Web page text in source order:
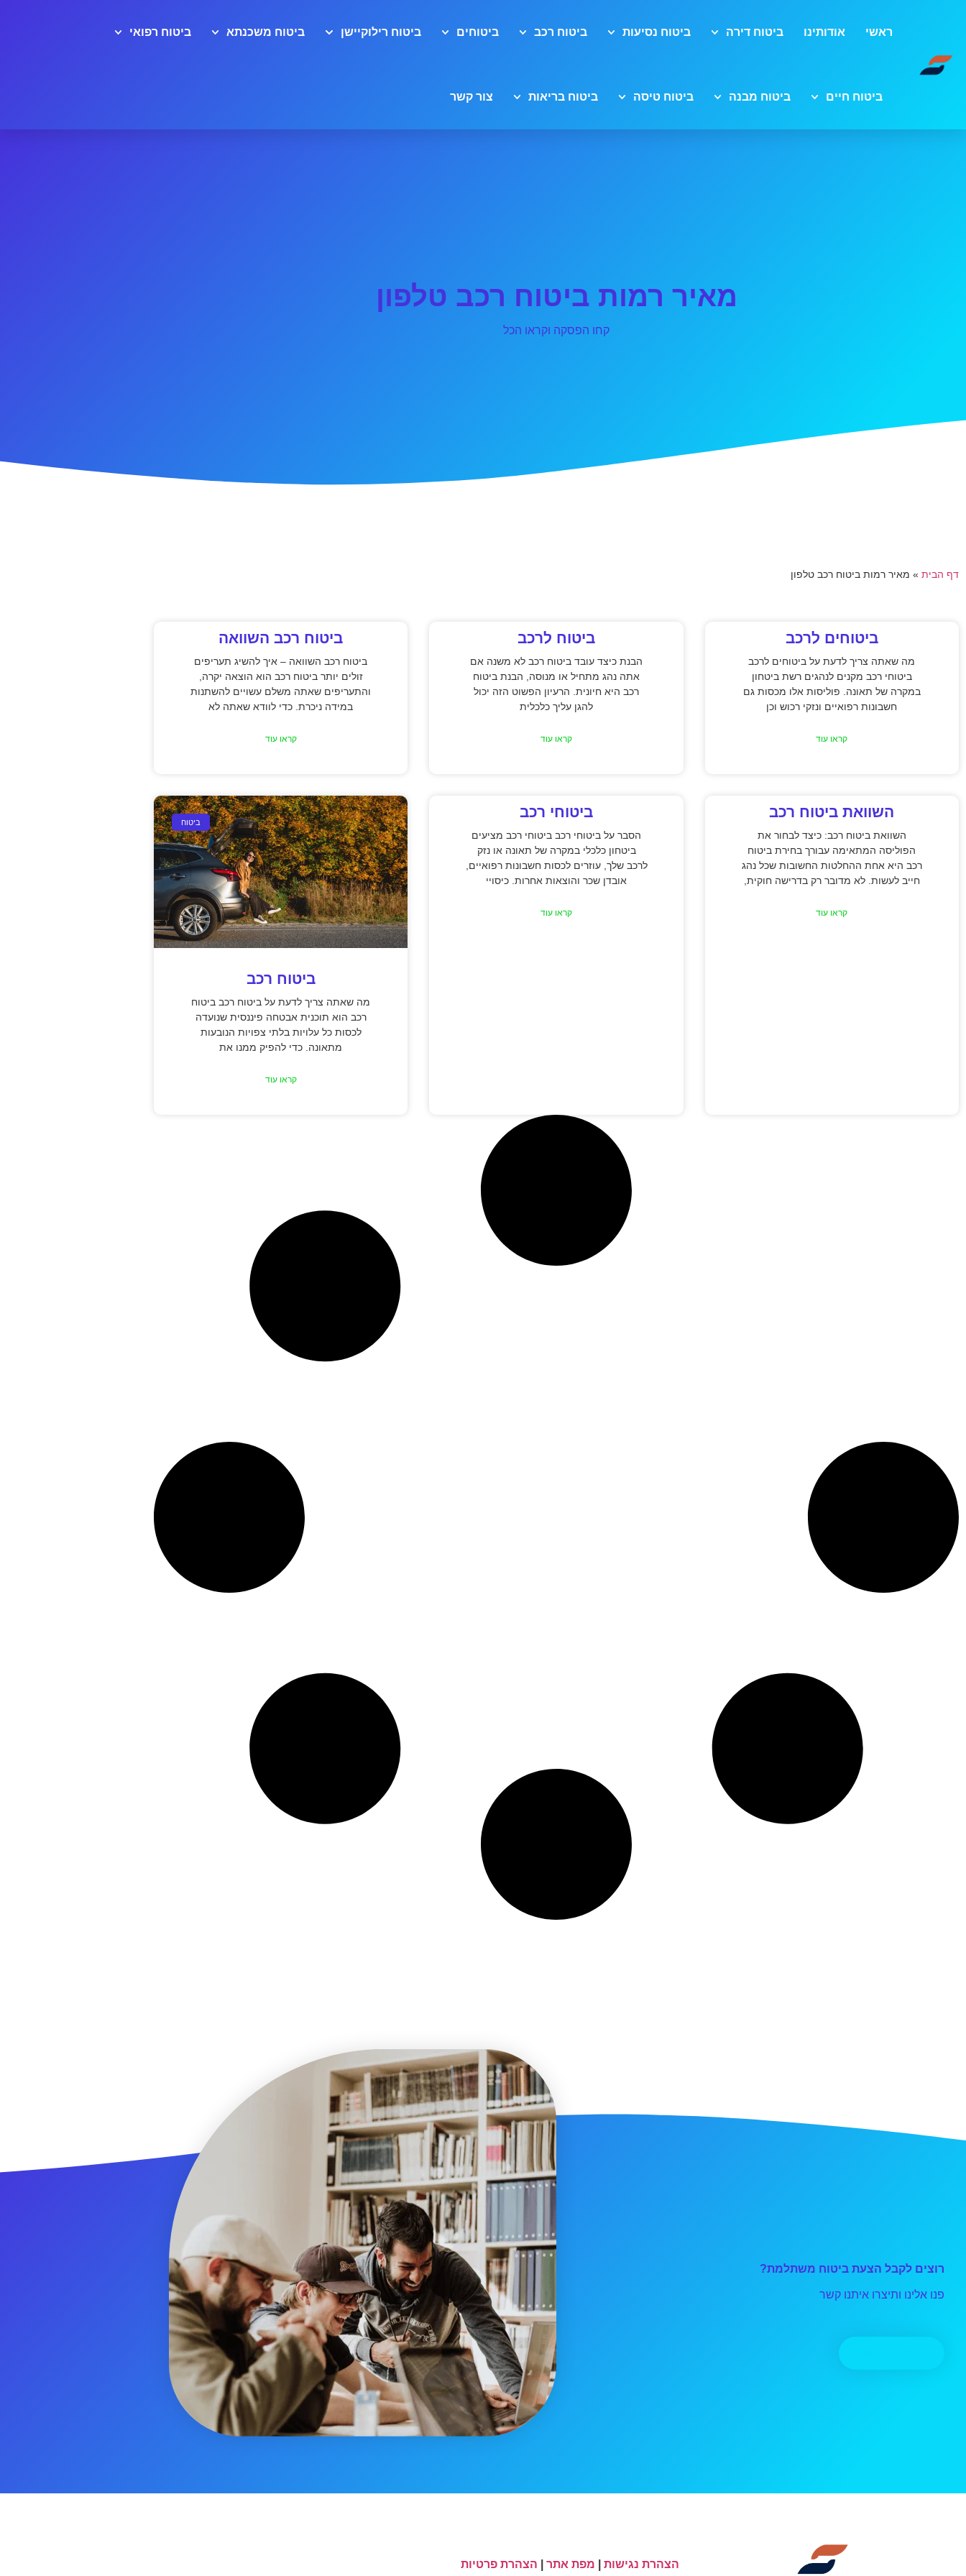
ראשי אודותינו ביטוח דירה ביטוח נסיעות ביטוח רכב ביטוחים ביטוח רילוקיישן ביטוח משכנתא ביטוח רפואי
ביטוח חיים ביטוח מבנה ביטוח טיסה ביטוח בריאות צור קשר
מאיר רמות ביטוח רכב טלפון
קחו הפסקה וקראו הכל
דף הבית » מאיר רמות ביטוח רכב טלפון
ביטוחים לרכב
מה שאתה צריך לדעת על ביטוחים לרכב
ביטוחי רכב מקנים לנהגים רשת ביטחון
במקרה של תאונה. פוליסות אלו מכסות גם
חשבונות רפואיים ונזקי רכוש וכן
קראו עוד
ביטוח לרכב
הבנת כיצד עובד ביטוח רכב לא משנה אם
אתה נהג מתחיל או מנוסה, הבנת ביטוח
רכב היא חיונית. הרעיון הפשוט הזה יכול
להגן עליך כלכלית
קראו עוד
ביטוח רכב השוואה
ביטוח רכב השוואה – איך להשיג תעריפים
זולים יותר ביטוח רכב הוא הוצאה יקרה,
והתעריפים שאתה משלם עשויים להשתנות
במידה ניכרת. כדי לוודא שאתה לא
קראו עוד
השוואת ביטוח רכב
השוואת ביטוח רכב: כיצד לבחור את
הפוליסה המתאימה עבורך בחירת ביטוח
רכב היא אחת ההחלטות החשובות שכל נהג
חייב לעשות. לא מדובר רק בדרישה חוקית,
קראו עוד
ביטוחי רכב
הסבר על ביטוחי רכב ביטוחי רכב מציעים
ביטחון כלכלי במקרה של תאונה או נזק
לרכב שלך, עוזרים לכסות חשבונות רפואיים,
אובדן שכר והוצאות אחרות. כיסויי
קראו עוד
ביטוח
ביטוח רכב
מה שאתה צריך לדעת על ביטוח רכב ביטוח
רכב הוא תוכנית אבטחה פיננסית שנועדה
לכסות כל עלויות בלתי צפויות הנובעות
מתאונה. כדי להפיק ממנו את
קראו עוד
רוצים לקבל הצעת ביטוח משתלמת?
פנו אלינו ותיצרו איתנו קשר
הצהרת נגישות מפת אתר הצהרת פרטיות